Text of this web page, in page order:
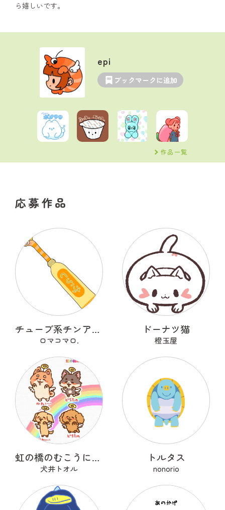
ら嬉しいです。
epi
ブックマークに追加
作品一覧
応募作品
チューブ系チンアナゴ
ロマコマロ.
ドーナツ猫
橙玉屋
虹の橋のむこうにいるうちのこ
犬井トオル
トルタス
nonorio